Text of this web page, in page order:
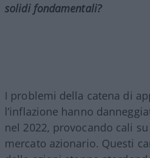
solidi fondamentali?
I problemi della catena di
l’inflazione hanno
nel 2022, provocando cali
mercato azionario. Questi